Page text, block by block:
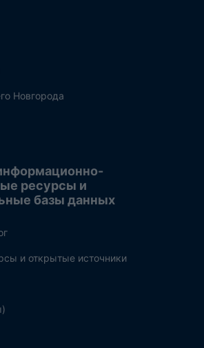
Новгорода
ресурсы и
базы данных
и открытые источники